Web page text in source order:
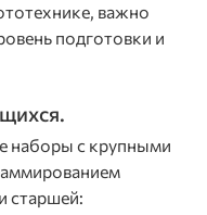
важно
подготовки и
наборы с крупными
старшей: